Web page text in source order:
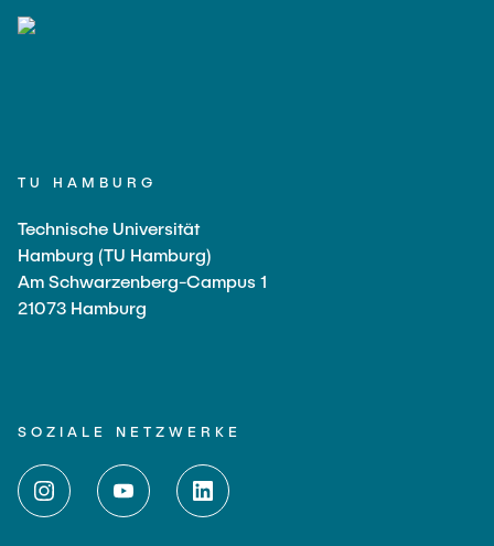
TU HAMBURG
Technische Universität
Hamburg (TU Hamburg)
Am Schwarzenberg-Campus 1
21073 Hamburg
SOZIALE NETZWERKE